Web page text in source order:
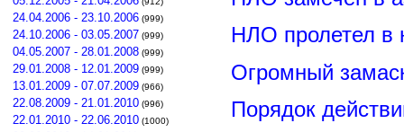
24.04.2006 - 23.10.2006 (999)
24.10.2006 - 03.05.2007 (999)
04.05.2007 - 28.01.2008 (999)
29.01.2008 - 12.01.2009 (999)
13.01.2009 - 07.07.2009 (966)
22.08.2009 - 21.01.2010 (996)
22.01.2010 - 22.06.2010 (1000)
НЛО пролетел в
Огромный
Порядок